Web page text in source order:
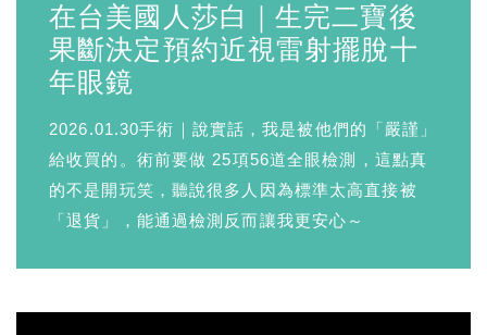
在台美國人莎白｜生完二寶後
果斷決定預約近視雷射擺脫十
年眼鏡
2026.01.30手術｜說實話，我是被他們的「嚴謹」
給收買的。術前要做 25項56道全眼檢測，這點真
的不是開玩笑，聽說很多人因為標準太高直接被
「退貨」，能通過檢測反而讓我更安心～